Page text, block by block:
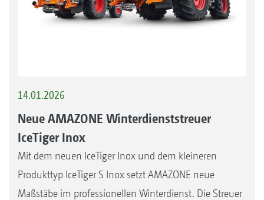
14.01.2026
Neue AMAZONE Winterdienststreuer
IceTiger Inox
Mit dem neuen IceTiger Inox und dem kleineren
Produkttyp IceTiger S Inox setzt AMAZONE neue
Maßstäbe im professionellen Winterdienst. Die Streuer